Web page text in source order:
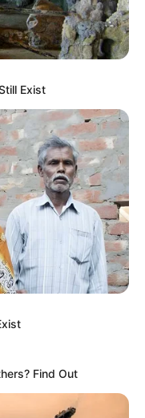
que le
informado, por
de Alerta.
IBAGUÉ
Exist
Find Out